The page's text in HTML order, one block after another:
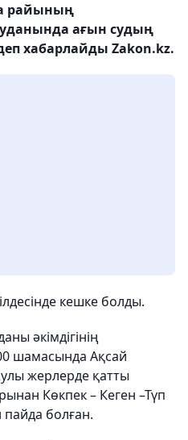
райының
ағын судың
хабарлайды Zakon.kz.
кешке болды.
әкімдігінің
шамасында Ақсай
жерлерде қатты
Көкпек – Кеген –Түп
болған.